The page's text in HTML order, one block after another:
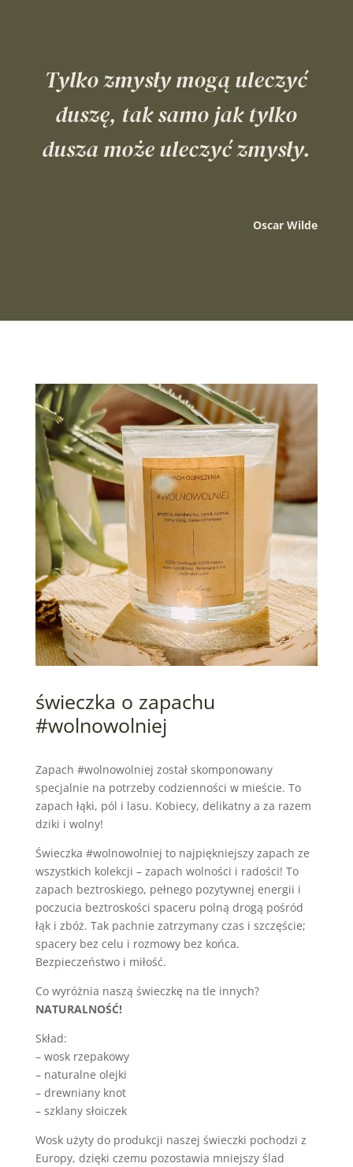
Tylko zmysły mogą uleczyć
duszę, tak samo jak tylko
dusza może uleczyć zmysły.
Oscar Wilde
świeczka o zapachu
#wolnowolniej
Zapach #wolnowolniej został skomponowany
specjalnie na potrzeby codzienności w mieście. To
zapach łąki, pól i lasu. Kobiecy, delikatny a za razem
dziki i wolny!
Świeczka #wolnowolniej to najpiękniejszy zapach ze
wszystkich kolekcji – zapach wolności i radości! To
zapach beztroskiego, pełnego pozytywnej energii i
poczucia beztroskości spaceru polną drogą pośród
łąk i zbóż. Tak pachnie zatrzymany czas i szczęście;
spacery bez celu i rozmowy bez końca.
Bezpieczeństwo i miłość.
Co wyróżnia naszą świeczkę na tle innych?
NATURALNOŚĆ!
Skład:
– wosk rzepakowy
– naturalne olejki
– drewniany knot
– szklany słoiczek
Wosk użyty do produkcji naszej świeczki pochodzi z
Europy, dzięki czemu pozostawia mniejszy ślad